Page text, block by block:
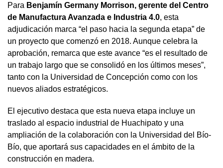
Para Benjamín Germany Morrison, gerente del Centro
de Manufactura Avanzada e Industria 4.0, esta
adjudicación marca “el paso hacia la segunda etapa” de
un proyecto que comenzó en 2018. Aunque celebra la
aprobación, remarca que este avance “es el resultado de
un trabajo largo que se consolidó en los últimos meses”,
tanto con la Universidad de Concepción como con los
nuevos aliados estratégicos.
El ejecutivo destaca que esta nueva etapa incluye un
traslado al espacio industrial de Huachipato y una
ampliación de la colaboración con la Universidad del Bío-
Bío, que aportará sus capacidades en el ámbito de la
construcción en madera.